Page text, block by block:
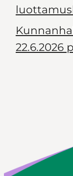
22.6.2026